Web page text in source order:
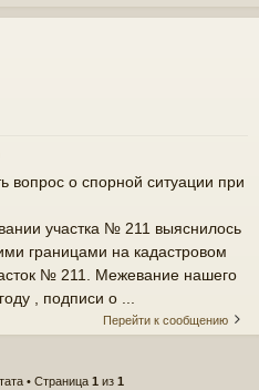
вопрос о спорной ситуации при
участка № 211 выяснилось
границами на кадастровом
№ 211. Межевание нашего
, подписи о ...
Перейти к сообщению
• Страница 1 из 1